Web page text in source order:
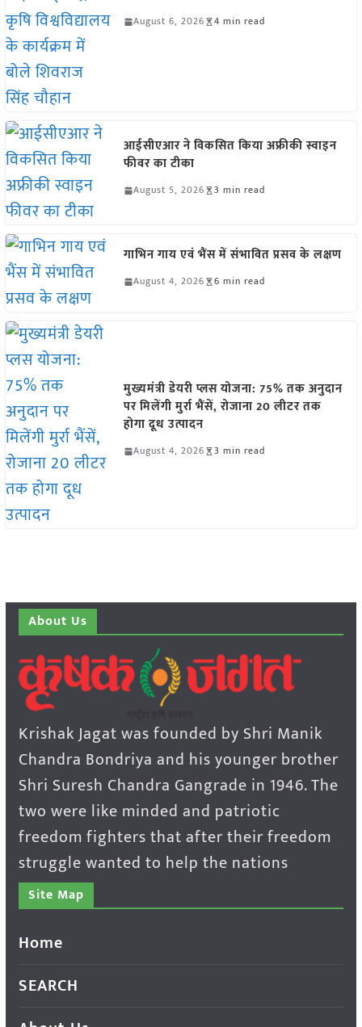
August 6, 2026 4 min read
आईसीएआर ने विकसित किया अफ्रीकी स्वाइन
फीवर का टीका
August 5, 2026 3 min read
गाभिन गाय एवं भैंस में संभावित प्रसव के लक्षण
August 4, 2026 6 min read
मुख्यमंत्री डेयरी प्लस योजना: 75% तक अनुदान
पर मिलेंगी मुर्रा भैंसें, रोजाना 20 लीटर तक
होगा दूध उत्पादन
August 4, 2026 3 min read
About Us
Krishak Jagat was founded by Shri Manik
Chandra Bondriya and his younger brother
Shri Suresh Chandra Gangrade in 1946. The
two were like minded and patriotic
freedom fighters that after their freedom
struggle wanted to help the nations
Site Map
Home
SEARCH